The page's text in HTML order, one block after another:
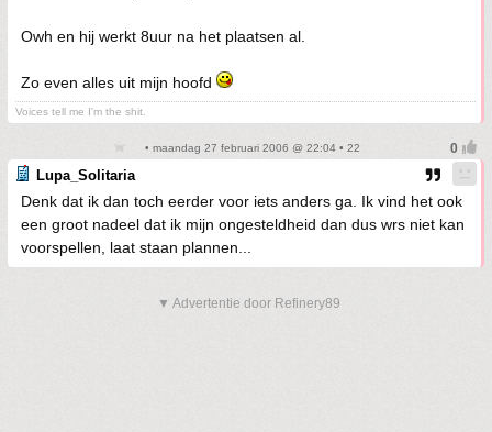
Owh en hij werkt 8uur na het plaatsen al.
Zo even alles uit mijn hoofd
Voices tell me I'm the shit.
• maandag 27 februari 2006 @ 22:04 • 22
Lupa_Solitaria
Denk dat ik dan toch eerder voor iets anders ga. Ik vind het ook
een groot nadeel dat ik mijn ongesteldheid dan dus wrs niet kan
voorspellen, laat staan plannen...
▼ Advertentie door Refinery89